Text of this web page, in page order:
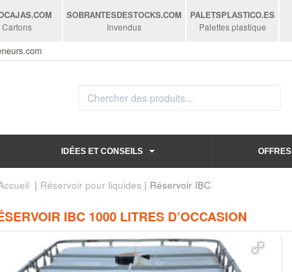
.COM
Cartons
SOBRANTESDESTOCKS.COM
Invendus
PALETSPLASTICO.ES
Palettes plastique
IDÉES ET CONSEILS OFFRES
| Réservoir pour liquides | Réservoir IBC
IBC 1000 LITRES D’OCCASION